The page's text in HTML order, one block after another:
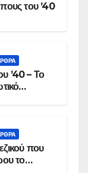
του ’40
’40 – Το
που
το